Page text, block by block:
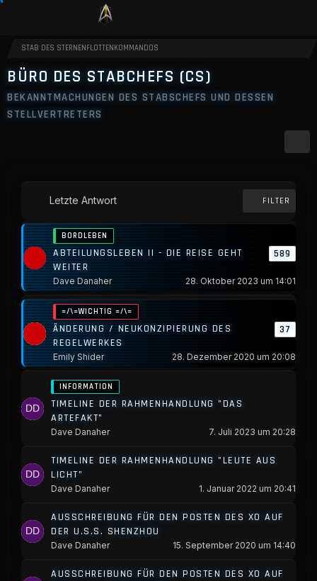
STAB DES STERNENFLOTTENKOMMANDOS
BÜRO DES STABCHEFS (CS)
BEKANNTMACHUNGEN DES STABSCHEFS UND DESSEN
STELLVERTRETERS
Letzte Antwort FILTER
BORDLEBEN
ABTEILUNGSLEBEN II - DIE REISE GEHT
WEITER
589
Dave Danaher 28. Oktober 2023 um 14:01
=/\=WICHTIG =/\=
ÄNDERUNG / NEUKONZIPIERUNG DES
REGELWERKES
37
Emily Shider 28. Dezember 2020 um 20:08
INFORMATION
TIMELINE DER RAHMENHANDLUNG "DAS
ARTEFAKT"
Dave Danaher 7. Juli 2023 um 20:28
TIMELINE DER RAHMENHANDLUNG "LEUTE AUS
LICHT"
Dave Danaher 1. Januar 2022 um 20:41
AUSSCHREIBUNG FÜR DEN POSTEN DES XO AUF
DER U.S.S. SHENZHOU
Dave Danaher 15. September 2020 um 14:40
AUSSCHREIBUNG FÜR DEN POSTEN DES XO AUF